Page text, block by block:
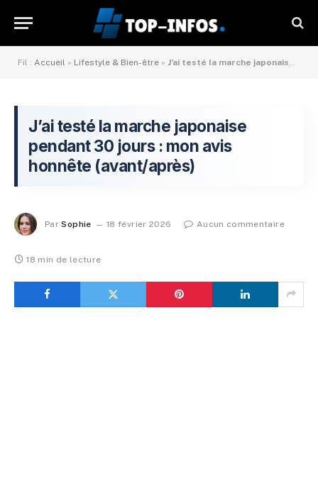
Fil : Accueil » Lifestyle & Bien-être » J’ai testé la marche japonaise pendant 30 jours : mon avis honnête (avant/après)
J’ai testé la marche japonaise
pendant 30 jours : mon avis
honnête (avant/après)
Par Sophie 18 février 2026 Aucun commentaire
18 min de lecture